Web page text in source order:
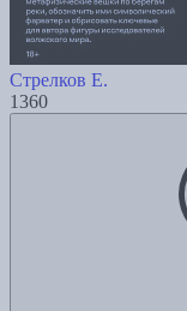
Стрелков Е.
1360